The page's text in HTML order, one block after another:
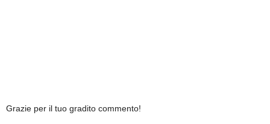
Grazie per il tuo gradito commento!